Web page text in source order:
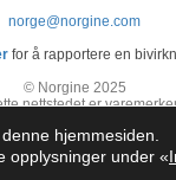
norge@norgine.com
for å rapportere en
© Norgine 2025
nettstedet er
NO-COR-NP-2200024
hjemmesiden.
opplysninger under «